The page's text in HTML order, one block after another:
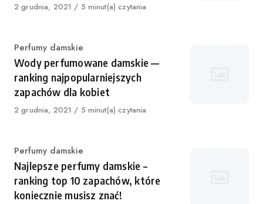
Published
2 grudnia, 2021 5 minut(a) czytania
Category
Perfumy damskie
Wody perfumowane damskie —
ranking najpopularniejszych
zapachów dla kobiet
Published
2 grudnia, 2021 5 minut(a) czytania
Category
Perfumy damskie
Najlepsze perfumy damskie –
ranking top 10 zapachów, które
koniecznie musisz znać!